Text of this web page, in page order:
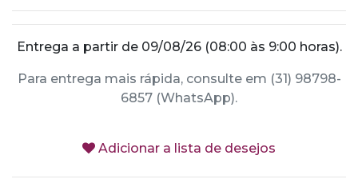
Entrega a partir de 09/08/26 (08:00 às 9:00 horas).
Para entrega mais rápida, consulte em (31) 98798-
6857 (WhatsApp).
Adicionar a lista de desejos